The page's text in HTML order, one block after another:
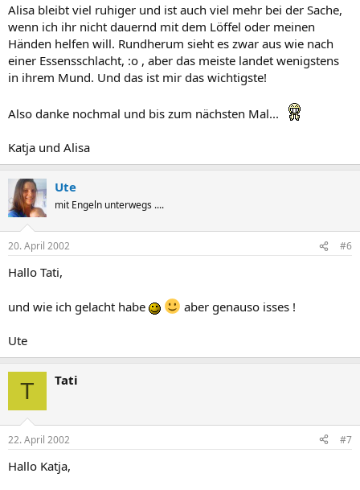
Alisa bleibt viel ruhiger und ist auch viel mehr bei der Sache,
wenn ich ihr nicht dauernd mit dem Löffel oder meinen
Händen helfen will. Rundherum sieht es zwar aus wie nach
einer Essensschlacht, :o , aber das meiste landet wenigstens
in ihrem Mund. Und das ist mir das wichtigste!
Also danke nochmal und bis zum nächsten Mal...
Katja und Alisa
Ute
mit Engeln unterwegs ....
20. April 2002 #6
Hallo Tati,
und wie ich gelacht habe aber genauso isses !
Ute
T Tati
22. April 2002 #7
Hallo Katja,